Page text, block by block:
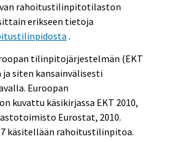
rahoitustilinpitotilaston
erikseen tietoja
.
tilinpitojärjestelmän (EKT
siten kansainvälisesti
Euroopan
kuvattu käsikirjassa EKT 2010,
Eurostat, 2010.
7 käsitellään rahoitustilinpitoa.